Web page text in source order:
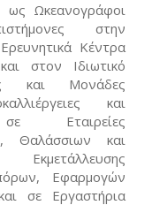
Ωκεανογράφοι
στην
Κέντρα
στον Ιδιωτικό
και Μονάδες
και
σε Εταιρείες
Θαλάσσιων και
Εκμετάλλευσης
Εφαρμογών
σε Εργαστήρια